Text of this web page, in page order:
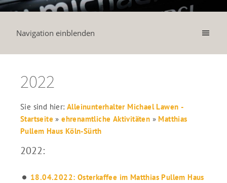
Navigation einblenden
2022
Sie sind hier: Alleinunterhalter Michael Lawen -
Startseite »ehrenamtliche Aktivitäten » Matthias
Pullem Haus Köln-Sürth
2022:
18.04.2022: Osterkaffee im Matthias Pullem Haus